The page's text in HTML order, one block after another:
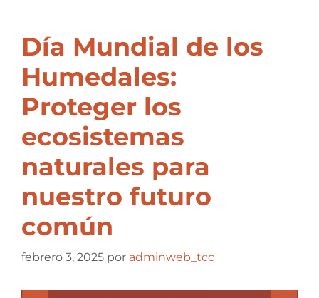
Día Mundial de los
Humedales:
Proteger los
ecosistemas
naturales para
nuestro futuro
común
febrero 3, 2025 por adminweb_tcc